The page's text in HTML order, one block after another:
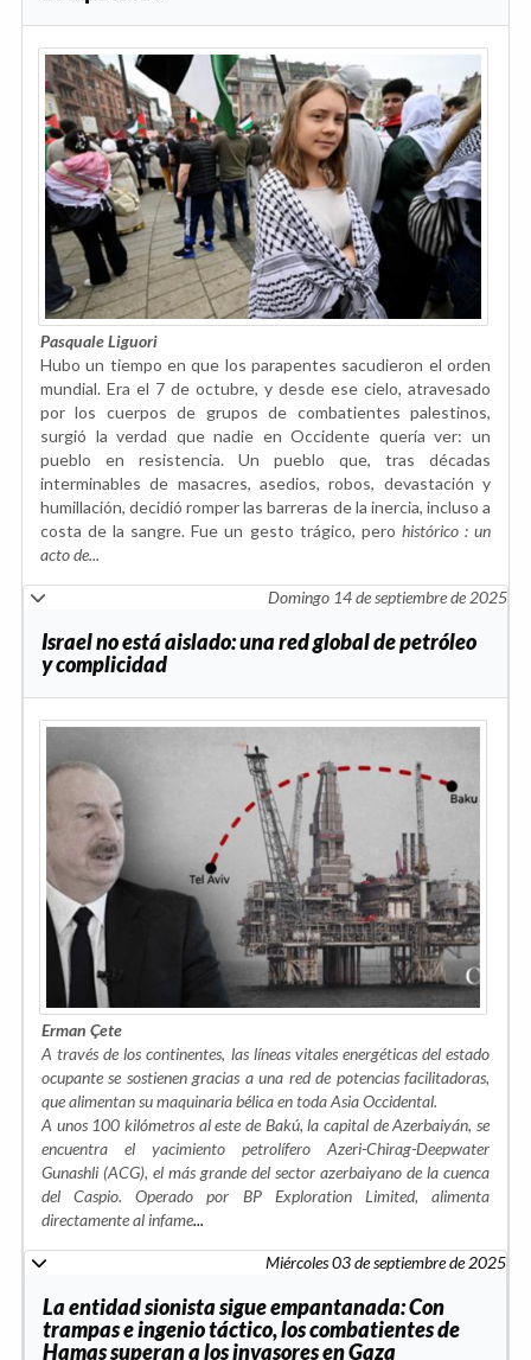
Pasquale Liguori
Hubo un tiempo en que los parapentes sacudieron el orden
mundial. Era el 7 de octubre, y desde ese cielo, atravesado
por los cuerpos de grupos de combatientes palestinos,
surgió la verdad que nadie en Occidente quería ver: un
pueblo en resistencia. Un pueblo que, tras décadas
interminables de masacres, asedios, robos, devastación y
humillación, decidió romper las barreras de la inercia, incluso a
costa de la sangre. Fue un gesto trágico, pero histórico : un
acto de...
Domingo 14 de septiembre de 2025
Israel no está aislado: una red global de petróleo
y complicidad
Erman Çete
A través de los continentes, las líneas vitales energéticas del estado
ocupante se sostienen gracias a una red de potencias facilitadoras,
que alimentan su maquinaria bélica en toda Asia Occidental.
A unos 100 kilómetros al este de Bakú, la capital de Azerbaiyán, se
encuentra el yacimiento petrolífero Azeri-Chirag-Deepwater
Gunashli (ACG), el más grande del sector azerbaiyano de la cuenca
del Caspio. Operado por BP Exploration Limited, alimenta
directamente al infame...
Miércoles 03 de septiembre de 2025
La entidad sionista sigue empantanada: Con
trampas e ingenio táctico, los combatientes de
Hamas superan a los invasores en Gaza